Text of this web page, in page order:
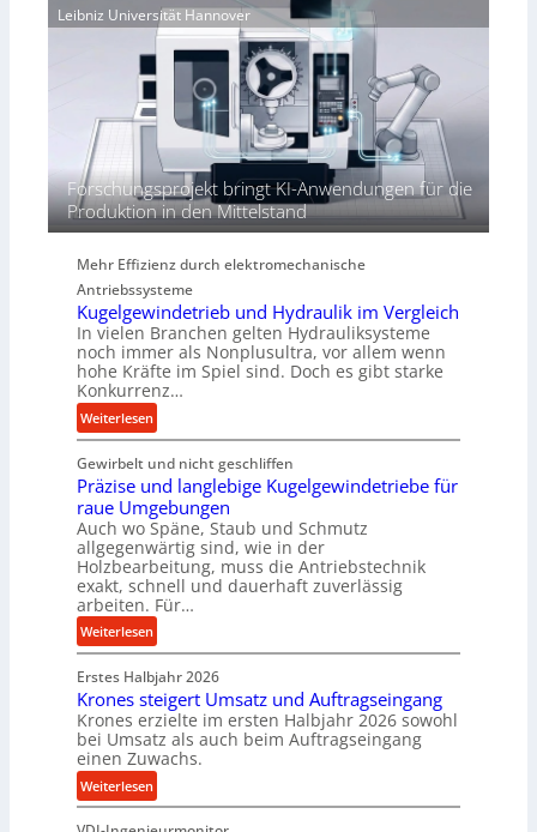
j
e
r
r
i
e
P
r
f
o
r
m
a
n
c
b
e
i
m
D
r
ü
c
k
p
r
o
z
e
s
Leibniz Universität Hannover
Forschungsprojekt bringt KI-Anwendungen für die
Produktion in den Mittelstand
Mehr Effizienz durch elektromechanische
Antriebssysteme
Kugelgewindetrieb und Hydraulik im Vergleich
In vielen Branchen gelten Hydrauliksysteme
noch immer als Nonplusultra, vor allem wenn
hohe Kräfte im Spiel sind. Doch es gibt starke
Konkurrenz…
Weiterlesen:
K
u
g
e
l
g
e
w
i
n
e
r
i
b
u
Gewirbelt und nicht geschliffen
Präzise und langlebige Kugelgewindetriebe für
raue Umgebungen
Auch wo Späne, Staub und Schmutz
allgegenwärtig sind, wie in der
Holzbearbeitung, muss die Antriebstechnik
exakt, schnell und dauerhaft zuverlässig
arbeiten. Für…
Weiterlesen:
P
r
ä
z
i
s
e
u
Erstes Halbjahr 2026
Krones steigert Umsatz und Auftragseingang
Krones erzielte im ersten Halbjahr 2026 sowohl
bei Umsatz als auch beim Auftragseingang
einen Zuwachs.
Weiterlesen:
K